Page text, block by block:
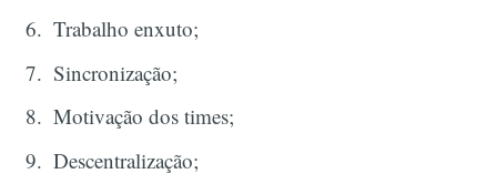
Trabalho enxuto;
Sincronização;
Motivação dos times;
Descentralização;